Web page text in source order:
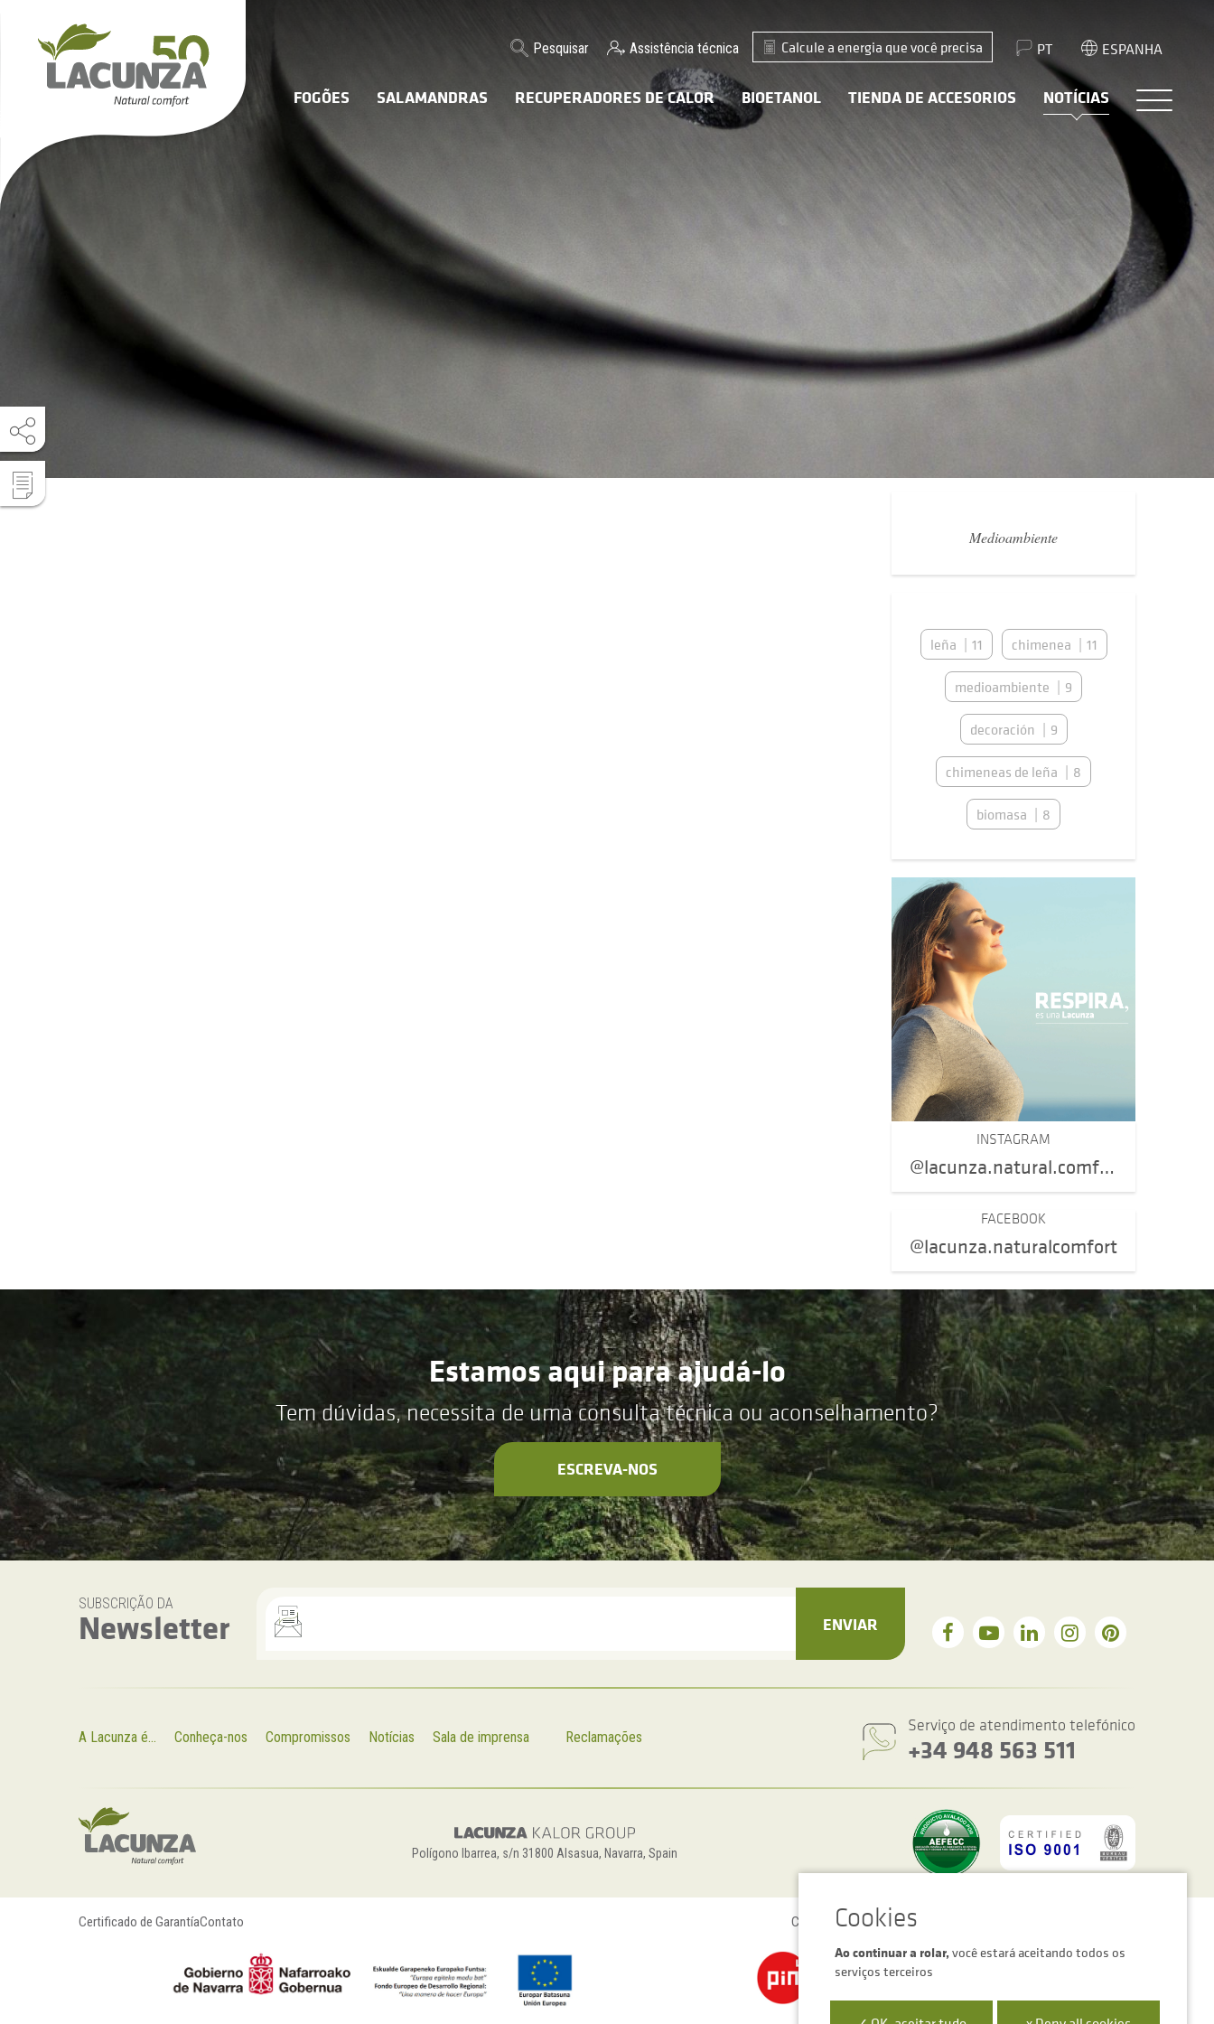
Pesquisar Assistência técnica Calcule a energia que você precisa PT ESPANHA
FOGÕES SALAMANDRAS RECUPERADORES DE CALOR BIOETANOL TIENDA DE ACCESORIOS NOTÍCIAS
Medioambiente
leña 11 chimenea 11
medioambiente 9
decoración 9
chimeneas de leña 8
biomasa 8
FACEBOOK
@lacunza.naturalcomfort
INSTAGRAM
@lacunza.natural.comfort
Estamos aqui para ajudá-lo
Tem dúvidas, necessita de uma consulta técnica ou aconselhamento?
ESCREVA-NOS
SUBSCRIÇÃO DA
Newsletter ENVIAR
A Lacunza é... Conheça-nos Compromissos Notícias Sala de imprensa Reclamações
Serviço de atendimento telefónico
+34 948 563 511
Polígono Ibarrea, s/n 31800 Alsasua, Navarra, Spain
Certificado de GarantíaContato Configurações de cookies
Ao continuar a rolar,você estará aceitando todos os
serviços terceiros